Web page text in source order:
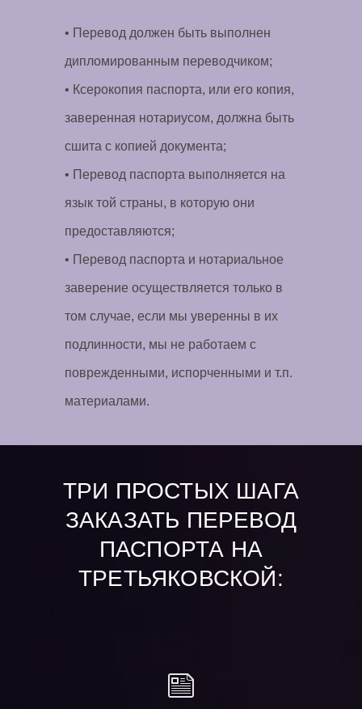
• Перевод должен быть выполнен
дипломированным переводчиком;
• Ксерокопия паспорта, или его копия,
заверенная нотариусом, должна быть
сшита с копией документа;
• Перевод паспорта выполняется на
язык той страны, в которую они
предоставляются;
• Перевод паспорта и нотариальное
заверение осуществляется только в
том случае, если мы уверенны в их
подлинности, мы не работаем с
поврежденными, испорченными и т.п.
материалами.
ТРИ ПРОСТЫХ ШАГА
ЗАКАЗАТЬ ПЕРЕВОД
ПАСПОРТА НА
ТРЕТЬЯКОВСКОЙ: